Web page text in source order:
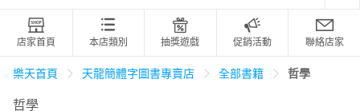
天天免運 美食蛋糕 養生保健 民生用品
店家首頁 本店類別 抽獎遊戲 促銷活動 聯絡店家
樂天首頁 天龍簡體字圖書專賣店 全部書籍 哲學
哲學